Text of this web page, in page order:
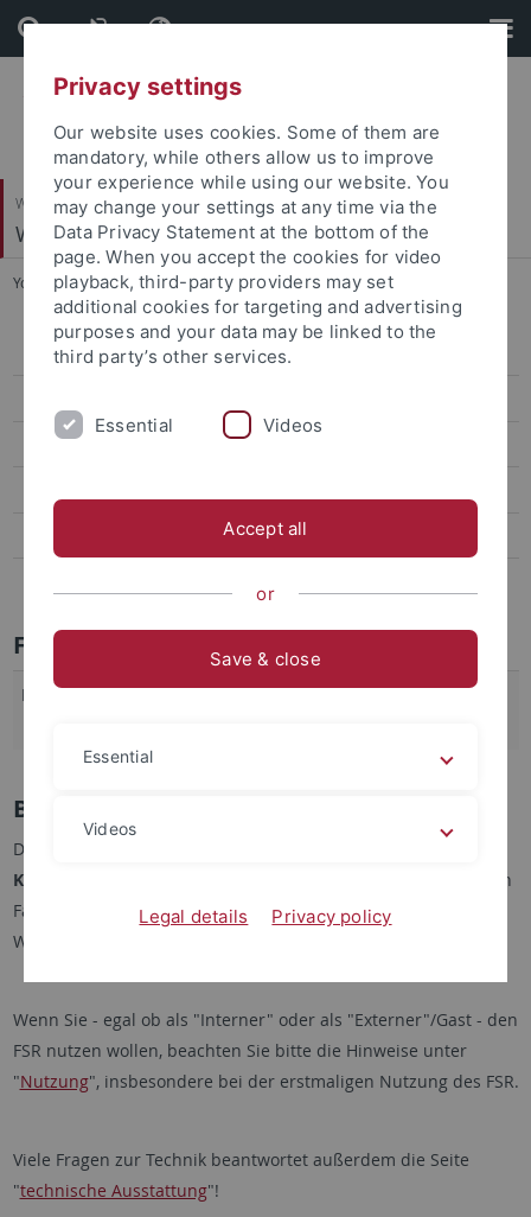
Skip
to
content
Skip
to
footer
Wirtschafts- und Sozialwissenschaftliche Fakultät
Wiwi-IT / PC-Labor
You are here: Startseite ... Fakultätssitzungsraum (FSR)
Büro der Wiwi-IT
Fakultätssitzungsraum (FSR)
Fakultätssitzungsraum
Lage/Standort
Nauklerstr. 47, EG, Raum 019, 72074
Beschreibung
Der Fakultätssitzungsraum (FSR) ist der
Konferenzraum
der Wirtschafts- und Sozialwissenschaftlichen
Fakultät. Die technische Betreuung liegt in den Händen der
Wiwi-IT.
Wenn Sie - egal ob als "Interner" oder als "Externer"/Gast - den
FSR nutzen wollen, beachten Sie bitte die Hinweise unter
"Nutzung", insbesondere bei der erstmaligen Nutzung des FSR.
Viele Fragen zur Technik beantwortet außerdem die Seite
"technische Ausstattung"!
Privacy settings
Our website uses cookies. Some of them are
mandatory, while others allow us to improve
your experience while using our website. You
may change your settings at any time via the
Data Privacy Statement at the bottom of the
page. When you accept the cookies for video
playback, third-party providers may set
additional cookies for targeting and advertising
purposes and your data may be linked to the
third party’s other services.
Essential Videos
Accept all
or
Save & close
Essential
Videos
Legal details Privacy policy